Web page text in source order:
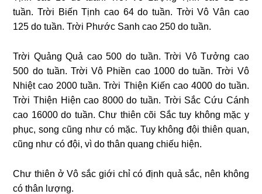
tuần. Trời Biến Tịnh cao 64 do tuần. Trời Vô Vân cao
125 do tuần. Trời Phước Sanh cao 250 do tuần.
Trời Quảng Quả cao 500 do tuần. Trời Vô Tưởng cao
500 do tuần. Trời Vô Phiền cao 1000 do tuần. Trời Vô
Nhiệt cao 2000 tuần. Trời Thiện Kiến cao 4000 do tuần.
Trời Thiện Hiện cao 8000 do tuần. Trời Sắc Cứu Cánh
cao 16000 do tuần. Chư thiên cõi Sắc tuy không mặc y
phục, song cũng như có mặc. Tuy không đội thiên quan,
cũng như có đội, vì do thân quang chiếu hiện.
Chư thiên ở Vô sắc giới chỉ có định quả sắc, nên không
có thân lượng.